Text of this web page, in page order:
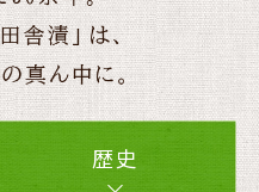
ムはこちら
歴史